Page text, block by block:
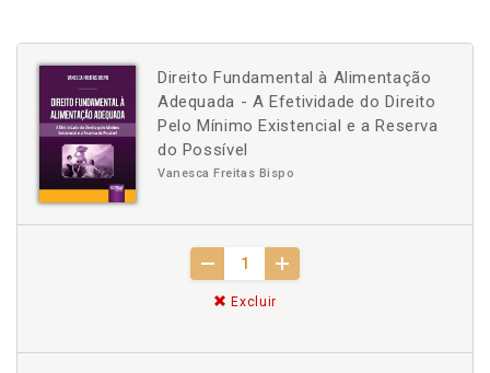
Direito Fundamental à Alimentação
Adequada - A Efetividade do Direito
Pelo Mínimo Existencial e a Reserva
do Possível
Vanesca Freitas Bispo
Excluir